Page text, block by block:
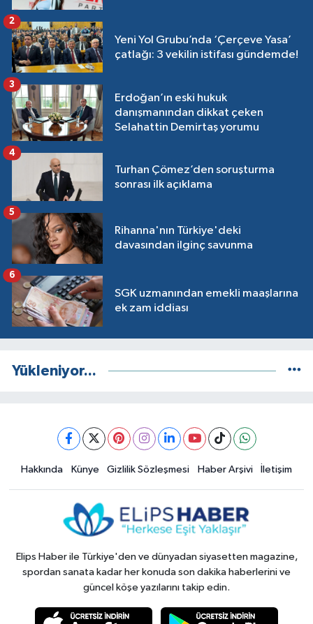
Yeni Yol Grubu’nda ‘Çerçeve Yasa’
çatlağı: 3 vekilin istifası gündemde!
2
Erdoğan’ın eski hukuk
danışmanından dikkat çeken
Selahattin Demirtaş yorumu
3
Turhan Çömez’den soruşturma
sonrası ilk açıklama
4
Rihanna'nın Türkiye'deki
davasından ilginç savunma
5
SGK uzmanından emekli maaşlarına
ek zam iddiası
6
Yükleniyor...
Hakkında Künye Gizlilik Sözleşmesi Haber Arşivi İletişim
Elips Haber ile Türkiye'den ve dünyadan siyasetten magazine,
spordan sanata kadar her konuda son dakika haberlerini ve
güncel köşe yazılarını takip edin.